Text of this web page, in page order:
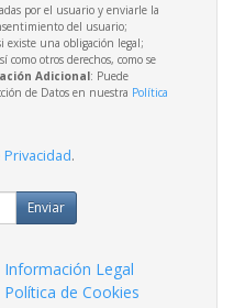
por el usuario y enviarle la
del usuario;
existe una obligación legal;
como otros derechos, como se
Adicional: Puede
de Datos en nuestra Política
.
Enviar
Información Legal
Política de Cookies